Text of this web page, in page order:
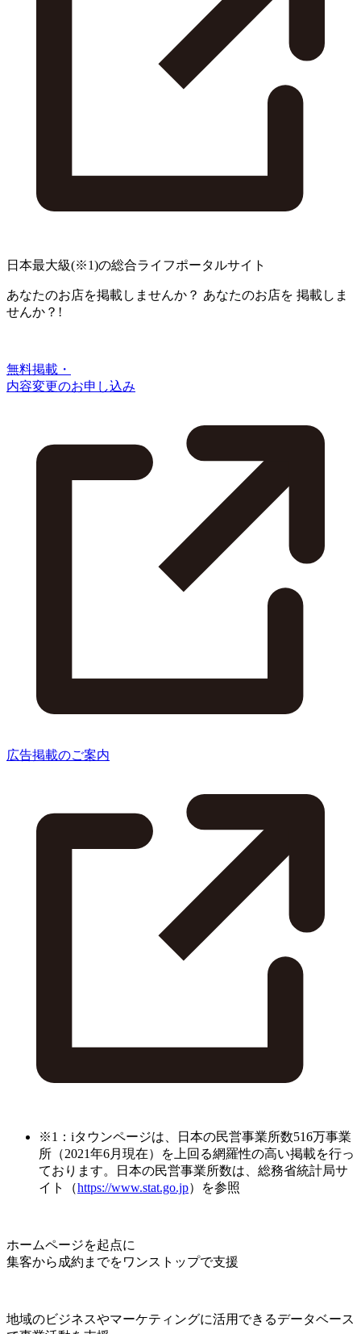
日本最大級(※1)の総合ライフポータルサイト
あなたのお店を掲載しませんか？ あなたのお店を 掲載しま
せんか？!
無料掲載・
内容変更のお申し込み
広告掲載のご案内
※1：iタウンページは、日本の民営事業所数516万事業
所（2021年6月現在）を上回る網羅性の高い掲載を行っ
ております。日本の民営事業所数は、総務省統計局サ
イト（https://www.stat.go.jp）を参照
ホームページを起点に
集客から成約までをワンストップで支援
地域のビジネスやマーケティングに活用できるデータベース